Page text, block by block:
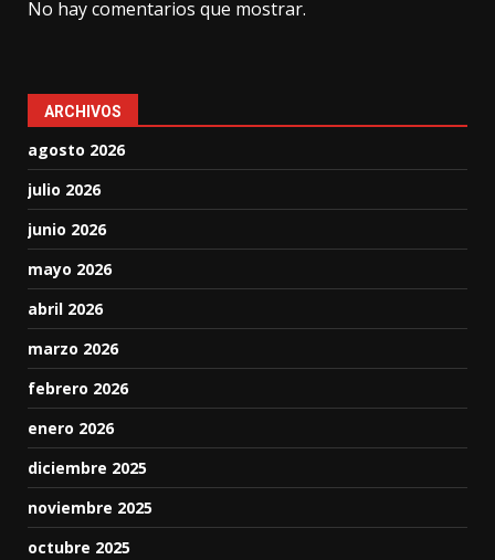
No hay comentarios que mostrar.
ARCHIVOS
agosto 2026
julio 2026
junio 2026
mayo 2026
abril 2026
marzo 2026
febrero 2026
enero 2026
diciembre 2025
noviembre 2025
octubre 2025